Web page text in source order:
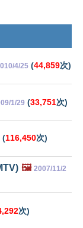
4/25 (44,859次)
1/29 (33,751次)
(116,450次)
🖼️ 2007/11/2
次)